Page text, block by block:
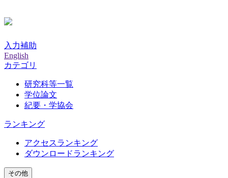
入力補助
English
カテゴリ
研究科等一覧
学位論文
紀要・学協会
ランキング
アクセスランキング
ダウンロードランキング
その他